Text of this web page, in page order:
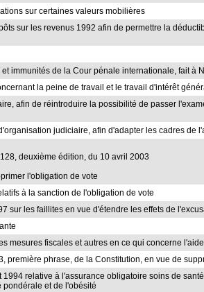
sur certaines valeurs mobilières
sur les revenus 1992 afin de permettre la
immunités de la Cour pénale internationale, fait à
la peine de travail et le travail d'intérêt
afin de réintroduire la possibilité de passer
judiciaire, afin d'adapter les cadres de
deuxième édition, du 10 avril 2003
l'obligation de vote
à la sanction de l'obligation de vote
sur les faillites en vue d'étendre les effets de
mesures fiscales et autres en ce qui concerne
première phrase, de la Constitution, en vue de
relative à l'assurance obligatoire soins de
pondérale et de l'obésité